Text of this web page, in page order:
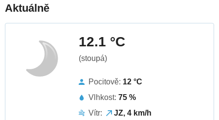
Aktuálně
12.1 °C
(stoupá)
Pocitově: 12 °C
Vlhkost: 75 %
Vítr:
JZ, 4 km/h